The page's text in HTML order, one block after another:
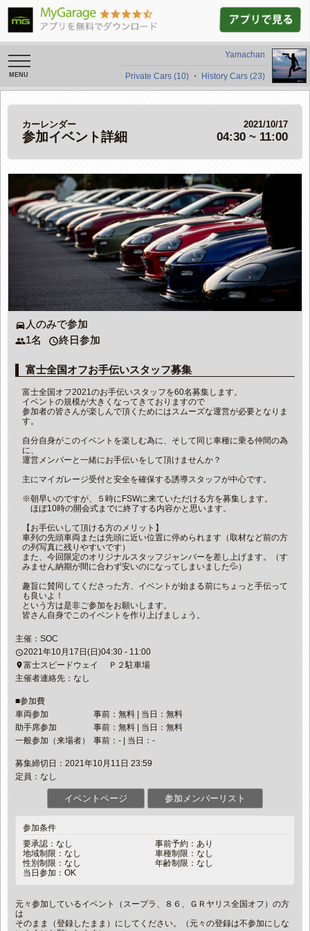
toggle
navigation
Yamachan
Private Cars (10) ・ History Cars (23)
カーレンダー 2021/10/17
参加イベント詳細 04:30 ~ 11:00
directions_car 人のみで参加
people1名 access_time終日参加
富士全国オフお手伝いスタッフ募集
富士全国オフ2021のお手伝いスタッフを60名募集します。
イベントの規模が大きくなってきておりますので
参加者の皆さんが楽しんで頂くためにはスムーズな運営が必要となりま
す。
自分自身がこのイベントを楽しむ為に、そして同じ車種に乗る仲間の為
に、
運営メンバーと一緒にお手伝いをして頂けませんか？
主にマイガレージ受付と安全を確保する誘導スタッフが中心です。
※朝早いのですが、５時にFSWに来ていただける方を募集します。
ほぼ10時の開会式までに終了する内容かと思います。
【お手伝いして頂ける方のメリット】
車列の先頭車両または先頭に近い位置に停められます（取材など前の方
の列写真に残りやすいです）
また、今回限定のオリジナルスタッフジャンパーを差し上げます。（す
みません納期が間に合わず安いのになってしまいました💦）
趣旨に賛同してくださった方、イベントが始まる前にちょっと手伝って
も良いよ！
という方は是非ご参加をお願いします。
皆さん自身でこのイベントを作り上げましょう。
主催：SOC
access_time2021年10月17日(日)04:30 - 11:00
place富士スピードウェイ Ｐ２駐車場
主催者連絡先：なし
■参加費
車両参加
事前：無料 | 当日：無料
助手席参加
事前：無料 | 当日：無料
一般参加（来場者）
事前：- | 当日：-
募集締切日：2021年10月11日 23:59
定員：なし
イベントページ 参加メンバーリスト
参加条件
要承認：なし
事前予約：あり
地域制限：なし
車種制限：なし
性別制限：なし
年齢制限：なし
当日参加：OK
元々参加しているイベント（スープラ、８６、ＧＲヤリス全国オフ）の方
は
そのまま（登録したまま）にしてください。（元々の登録は不参加にしな